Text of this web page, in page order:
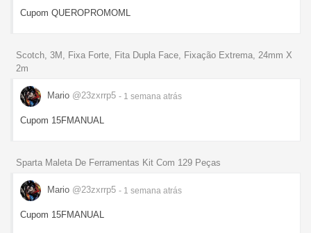
Cupom QUEROPROMOML
Scotch, 3M, Fixa Forte, Fita Dupla Face, Fixação Extrema, 24mm X
2m
Mario @23zxrrp5 - 1 semana atrás
Cupom 15FMANUAL
Sparta Maleta De Ferramentas Kit Com 129 Peças
Mario @23zxrrp5 - 1 semana atrás
Cupom 15FMANUAL